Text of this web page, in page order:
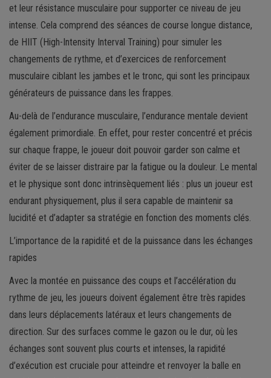
et leur résistance musculaire pour supporter ce niveau de jeu
intense. Cela comprend des séances de course longue distance,
de HIIT (High-Intensity Interval Training) pour simuler les
changements de rythme, et d’exercices de renforcement
musculaire ciblant les jambes et le tronc, qui sont les principaux
générateurs de puissance dans les frappes.
Au-delà de l’endurance musculaire, l’endurance mentale devient
également primordiale. En effet, pour rester concentré et précis
sur chaque frappe, le joueur doit pouvoir garder son calme et
éviter de se laisser distraire par la fatigue ou la douleur. Le mental
et le physique sont donc intrinsèquement liés : plus un joueur est
endurant physiquement, plus il sera capable de maintenir sa
lucidité et d’adapter sa stratégie en fonction des moments clés.
L’importance de la rapidité et de la puissance dans les échanges
rapides
Avec la montée en puissance des coups et l’accélération du
rythme de jeu, les joueurs doivent également être très rapides
dans leurs déplacements latéraux et leurs changements de
direction. Sur des surfaces comme le gazon ou le dur, où les
échanges sont souvent plus courts et intenses, la rapidité
d’exécution est cruciale pour atteindre et renvoyer la balle en